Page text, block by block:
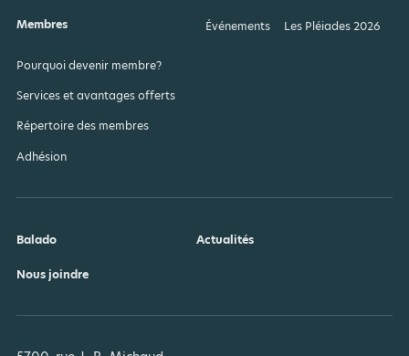
Membres
Pourquoi devenir membre?
Services et avantages offerts
Répertoire des membres
Adhésion
Événements Les Pléiades 2026
Balado Actualités
Nous joindre